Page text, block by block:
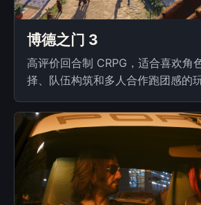
博德之门 3
高评价回合制 CRPG，适合喜欢角
择、队伍构筑和多人合作跑团感的玩